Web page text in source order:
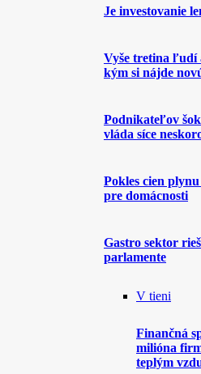
Je investovanie
Vyše tretina ľudí
kým si nájde
Podnikateľov
vláda síce
Pokles cien
pre domácnosti
Gastro sektor
parlamente
V tieni
Finančná
milióna
teplým